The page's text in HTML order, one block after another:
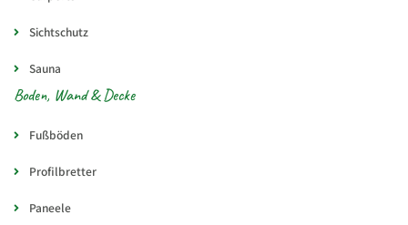
Sichtschutz
Sauna
Boden, Wand & Decke
Fußböden
Profilbretter
Paneele